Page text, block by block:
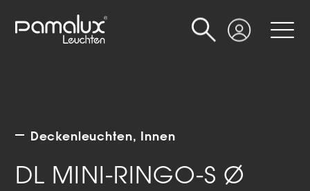
Login
Suche
Deckenleuchten Innen
DL MINI-RINGO-S Ø